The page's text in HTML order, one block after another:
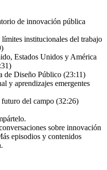
de innovación pública
institucionales del trabajo
Estados Unidos y América
de Diseño Público (23:11)
y aprendizajes emergentes
del campo (32:26)
sobre innovación
episodios y contenidos